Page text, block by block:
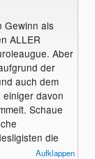
Gewinn als
ALLER
Aber
der
auch dem
einiger davon
Schaue
die
schon schlecht
Aufklappen